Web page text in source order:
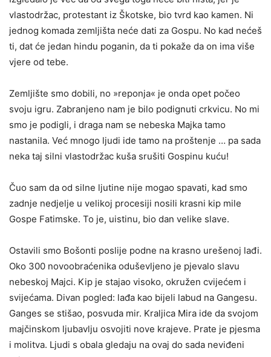
vlastodržac, protestant iz Škotske, bio tvrd kao kamen. Ni
jednog komada zemljišta neće dati za Gospu. No kad nećeš
ti, dat će jedan hindu poganin, da ti pokaže da on ima više
vjere od tebe.
Zemljište smo dobili, no »reponja« je onda opet počeo
svoju igru. Zabranjeno nam je bilo podignuti crkvicu. No mi
smo je podi­gli, i draga nam se nebeska Majka tamo
nastanila. Već mnogo ljudi ide tamo na proštenje … pa sada
neka taj silni vlastodržac kuša srušiti Gospinu kuću!
Čuo sam da od silne ljutine nije mogao spavati, kad smo
zadnje nedjelje u velikoj procesiji nosili krasni kip mile
Gospe Fatimske. To je, uistinu, bio dan velike slave.
Ostavili smo Bošonti poslije podne na krasno urešenoj lađi.
Oko 300 novoobraćenika oduševljeno je pjevalo slavu
nebeskoj Majci. Kip je stajao visoko, okružen cvijećem i
svijećama. Divan pogled: lađa kao bijeli labud na Gangesu.
Ganges se stišao, posvuda mir. Kraljica Mira ide da svojom
majčinskom ljubavlju osvojiti nove kra­jeve. Prate je pjesma
i molitva. Ljudi s obala gledaju na ovaj do sada neviđeni